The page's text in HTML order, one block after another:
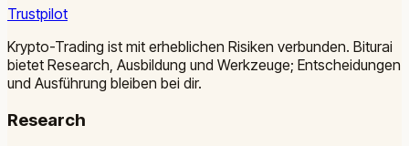
Trustpilot
Krypto-Trading ist mit erheblichen Risiken verbunden. Biturai
bietet Research, Ausbildung und Werkzeuge; Entscheidungen
und Ausführung bleiben bei dir.
Research